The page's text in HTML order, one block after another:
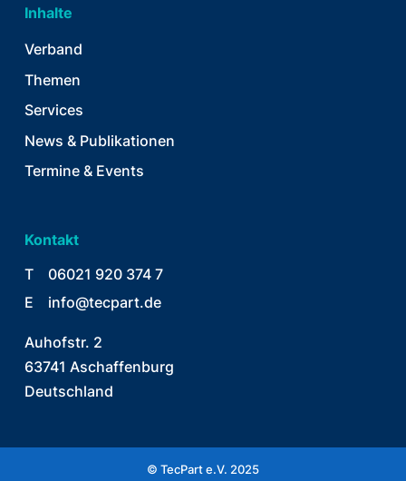
Inhalte
Verband
Themen
Services
News & Publikationen
Termine & Events
Kontakt
T
06021 920 374 7
E
info@tecpart.de
Auhofstr. 2
63741 Aschaffenburg
Deutschland
© TecPart e.V. 2025